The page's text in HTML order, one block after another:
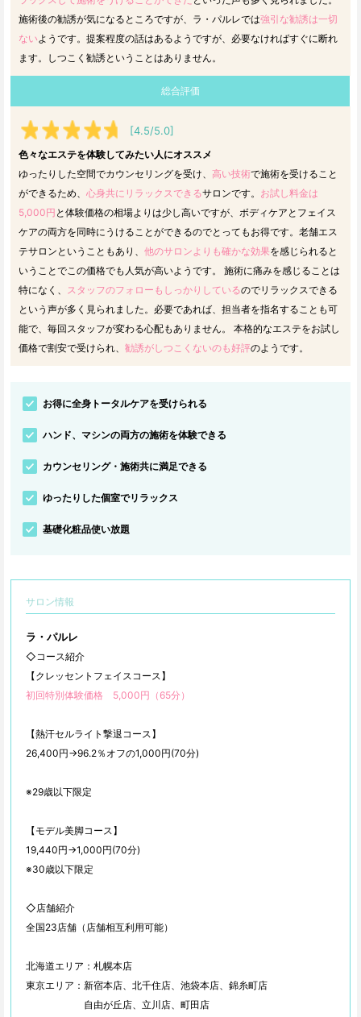
施術後の勧誘が気になるところですが、ラ・パルレでは強引な勧誘は一切
ないようです。提案程度の話はあるようですが、必要なければすぐに断れ
ます。しつこく勧誘ということはありません。
総合評価
[4.5/5.0]
色々なエステを体験してみたい人にオススメ
ゆったりした空間でカウンセリングを受け、 高い技術で施術を受けること
ができるため、 心身共にリラックスできるサロンです。 お試し料金は
5,000円 と体験価格の相場よりは少し高いですが、ボディケアとフェイス
ケアの両方を同時にうけることができるのでとってもお得です。老舗エス
テサロンということもあり、 他のサロンよりも確かな効果を感じられると
いうことでこの価格でも人気が高いようです。 施術に痛みを感じることは
特になく、
スタッフのフォローもしっかりしているのでリラックスできる
という声が多く見られました。必要であれば、担当者を指名することも可
能で、毎回スタッフが変わる心配もありません。 本格的なエステをお試し
価格で割安で受けられ、 勧誘がしつこくないのも好評のようです。
お得に全身トータルケアを受けられる
ハンド、マシンの両方の施術を体験できる
カウンセリング・施術共に満足できる
ゆったりした個室でリラックス
基礎化粧品使い放題
サロン情報
ラ・パルレ
◇コース紹介
【クレッセントフェイスコース】
初回特別体験価格 5,000円（65分）
【熱汗セルライト撃退コース】
26,400円→96.2％オフの1,000円(70分)
※29歳以下限定
【モデル美脚コース】
19,440円→1,000円(70分)
※30歳以下限定
◇店舗紹介
全国23店舗（店舗相互利用可能）
北海道エリア：札幌本店
東京エリア：新宿本店、北千住店、池袋本店、錦糸町店
自由が丘店、立川店、町田店